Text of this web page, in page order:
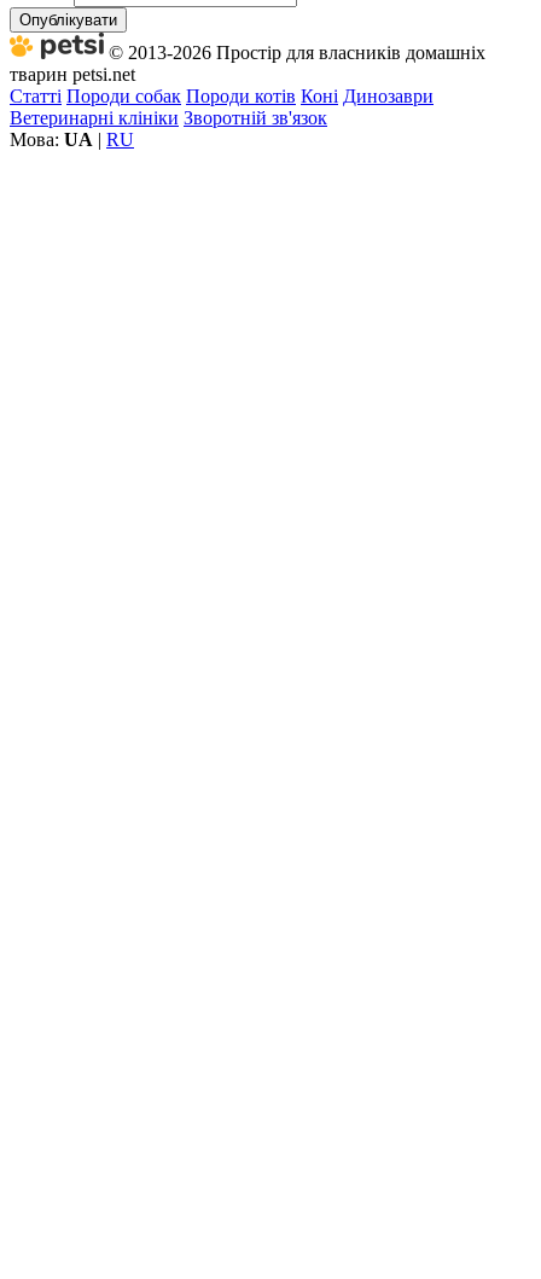
Опублікувати
© 2013-2026 Простір для власників домашніх
тварин petsi.net
Статті Породи собак Породи котів Коні Динозаври
Ветеринарні клініки Зворотній зв'язок
Мова: UA | RU